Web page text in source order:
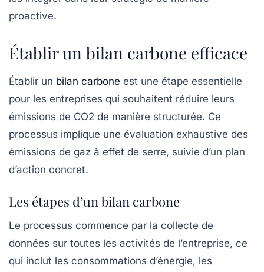
proactive.
Établir un bilan carbone efficace
Établir un bilan carbone est une étape essentielle
pour les entreprises qui souhaitent réduire leurs
émissions de CO2 de manière structurée. Ce
processus implique une évaluation exhaustive des
émissions de gaz à effet de serre, suivie d’un plan
d’action concret.
Les étapes d’un bilan carbone
Le processus commence par la collecte de
données sur toutes les activités de l’entreprise, ce
qui inclut les consommations d’énergie, les